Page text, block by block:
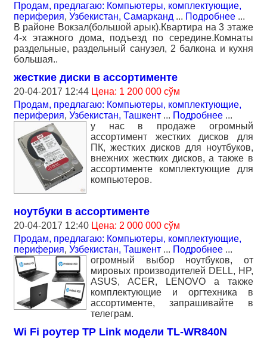
Продам, предлагаю: Компьютеры, комплектующие,
периферия, Узбекистан, Самарканд ... Подробнее ...
В районе Вокзал(большой арык).Квартира на 3 этаже
4-х этажного дома, подъезд по середине.Комнаты
раздельные, раздельный санузел, 2 балкона и кухня
большая..
жесткие диски в ассортименте
20-04-2017 12:44 Цена: 1 200 000 сўм
Продам, предлагаю: Компьютеры, комплектующие,
периферия, Узбекистан, Ташкент ... Подробнее ...
у нас в продаже огромный
ассортимент жестких дисков для
ПК, жестких дисков для ноутбуков,
внежних жестких дисков, а также в
ассортименте комплектующие для
компьютеров.
ноутбуки в ассортименте
20-04-2017 12:40 Цена: 2 000 000 сўм
Продам, предлагаю: Компьютеры, комплектующие,
периферия, Узбекистан, Ташкент ... Подробнее ...
огромный выбор ноутбуков, от
мировых производителей DELL, HP,
ASUS, ACER, LENOVO а также
комплектующие и оргтехника в
ассортименте, запрашивайте в
телеграм.
Wi Fi роутер TP Link модели TL-WR840N